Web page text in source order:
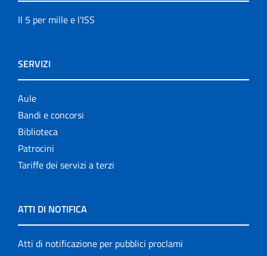
Il 5 per mille e l'ISS
SERVIZI
Aule
Bandi e concorsi
Biblioteca
Patrocini
Tariffe dei servizi a terzi
ATTI DI NOTIFICA
Atti di notificazione per pubblici proclami